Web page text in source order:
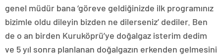
genel müdür bana ‘göreve geldiğinizde ilk programınız
bizimle oldu dileyin bizden ne dilerseniz’ dediler. Ben
de o an birden Kuruköprü’ye doğalgaz isterim dedim
ve 5 yıl sonra planlanan doğalgazın erkenden gelmesini